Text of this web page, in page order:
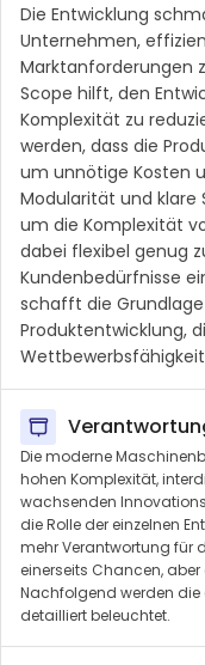
Die Entwicklung
Unternehmen,
Marktanforderungen
Scope hilft, den
Komplexität zu
werden, dass die
um unnötige Kosten
Modularität und klare
um die Komplexität
dabei flexibel genug
Kundenbedürfnisse
schafft die
Produktentwicklung,
Die moderne
hohen Komplexität,
wachsenden
die Rolle der einzelnen
mehr Verantwortung für
einerseits Chancen,
Nachfolgend werden die
detailliert beleuchtet.